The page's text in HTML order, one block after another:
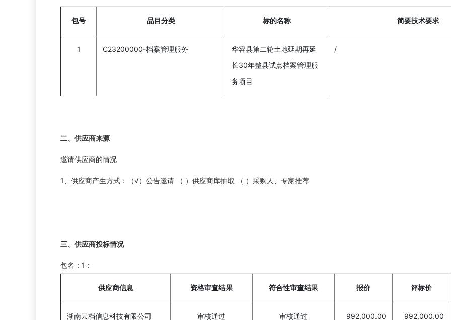
包号 品目分类 标的名称 简要技术要求
1 C23200000-档案管理服务
华容县第二轮土地延期再延
长30年整县试点档案管理服
务项目
/
二、供应商来源
邀请供应商的情况
1、供应商产生方式：（√）公告邀请 （ ）供应商库抽取 （ ）采购人、专家推荐
三、供应商投标情况
包名：1：
供应商信息 资格审查结果 符合性审查结果 报价 评标价
湖南云档信息科技有限公司 审核通过 审核通过 992,000.00 992,000.00